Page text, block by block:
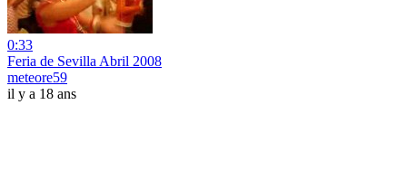
0:33
Feria de Sevilla Abril 2008
meteore59
il y a 18 ans